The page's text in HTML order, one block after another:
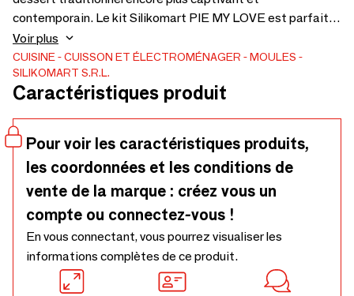
contemporain. Le kit Silikomart PIE MY LOVE est parfait
pour montrer votre affection envers ceux que vous aimez.
Le kit est composé de deux éléments : un cercle micro-
perforé pour la réalisation de la base et un moule en silicone
en forme de cœur pour préparer le plateau décoratif
avec un nouveau matériau plastique antiadhésif, parfait
pour une cuisson homogène. Le kit de tarte Mon Love est
un véritable concentré de tradition et innovation
Voir plus
CUISINE CUISSON ET ÉLECTROMÉNAGER
MOULES
SILIKOMART S.R.L.
Caractéristiques produit
Pour voir les caractéristiques produits,
les coordonnées et les conditions de
vente de la marque : créez vous un
compte ou connectez-vous !
En vous connectant, vous pourrez visualiser les
informations complètes de ce produit.